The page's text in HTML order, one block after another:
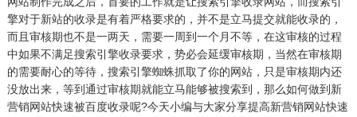
擎对于新站的收录是有着严格要求的，并不是立马提交就能收录的，
而且审核期也不是一两天，需要一周到一个月不等，在这审核的过程
中如果不满足搜索引擎收录要求，势必会延缓审核期，当然在审核期
的需要耐心的等待，搜索引擎蜘蛛抓取了你的网站，只是审核期内还
没放出来，等到通过审核期就能立马能够被搜索到，那么如何做到新
营销网站快速被百度收录呢?今天小编与大家分享提高新营销网站快速